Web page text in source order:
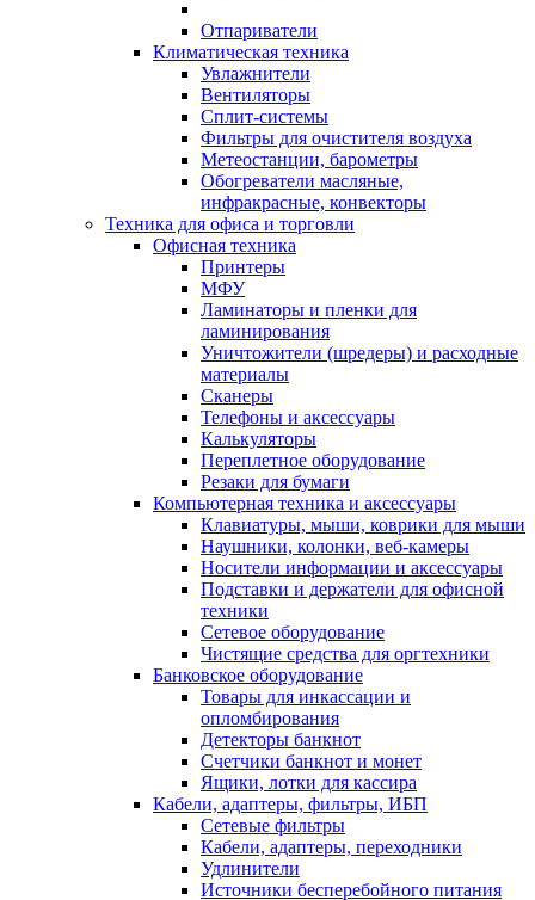
Отпариватели
Климатическая техника
Увлажнители
Вентиляторы
Сплит-системы
Фильтры для очистителя воздуха
Метеостанции, барометры
Обогреватели масляные,
инфракрасные, конвекторы
Техника для офиса и торговли
Офисная техника
Принтеры
МФУ
Ламинаторы и пленки для
ламинирования
Уничтожители (шредеры) и расходные
материалы
Сканеры
Телефоны и аксессуары
Калькуляторы
Переплетное оборудование
Резаки для бумаги
Компьютерная техника и аксессуары
Клавиатуры, мыши, коврики для мыши
Наушники, колонки, веб-камеры
Носители информации и аксессуары
Подставки и держатели для офисной
техники
Сетевое оборудование
Чистящие средства для оргтехники
Банковское оборудование
Товары для инкассации и
опломбирования
Детекторы банкнот
Счетчики банкнот и монет
Ящики, лотки для кассира
Кабели, адаптеры, фильтры, ИБП
Сетевые фильтры
Кабели, адаптеры, переходники
Удлинители
Источники бесперебойного питания